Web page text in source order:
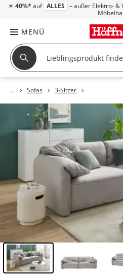
☀ 40%* auf ALLES – außer Elektro- &
MENÜ
Sofas 3-Sitzer